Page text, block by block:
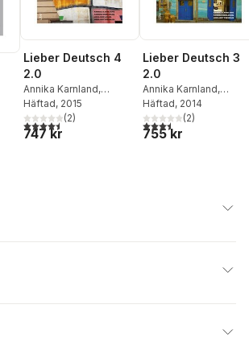
antal röster:
Lieber Deutsch 4
2.0
Annika Karnland,
Anders Odeldahl
Odeldahl,Lena
Gottschalk
Häftad, 2015
4,5utav 5 stjärnor. Totalt antal röster:
(2)
747 kr
Lieber Deutsch 3
2.0
Annika Karnland,
Anders Odeldahl
Gottschalk
Häftad, 2014
3,5utav 5 stjärnor.
(2)
755 kr